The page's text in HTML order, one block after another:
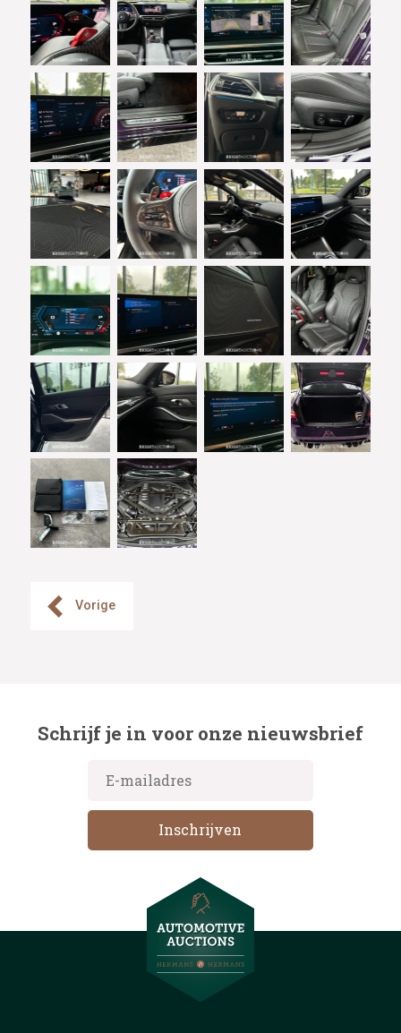
Vorige
Schrijf je in voor onze nieuwsbrief